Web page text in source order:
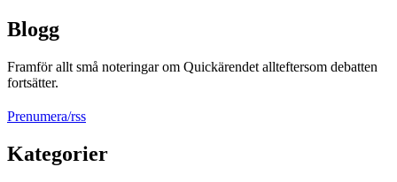
Blogg
Framför allt små noteringar om Quickärendet allteftersom debatten
fortsätter.
Prenumera/rss
Kategorier